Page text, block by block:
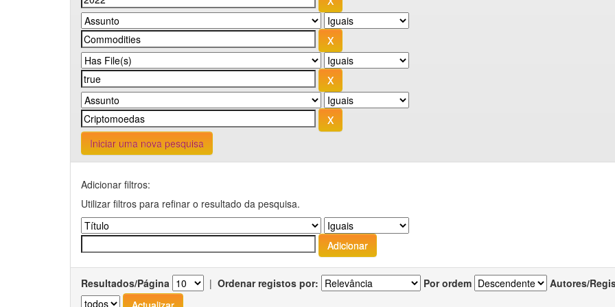
Iniciar uma nova pesquisa
Adicionar filtros:
Utilizar filtros para refinar o resultado da pesquisa.
Resultados/Página | Ordenar registos por: Por ordem Autores/